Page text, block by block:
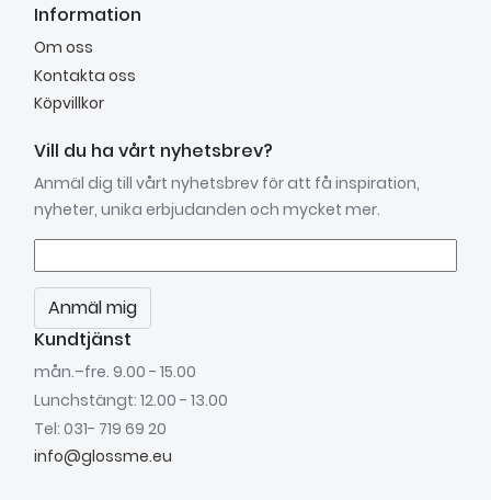
Information
Om oss
Kontakta oss
Köpvillkor
Vill du ha vårt nyhetsbrev?
Anmäl dig till vårt nyhetsbrev för att få inspiration,
nyheter, unika erbjudanden och mycket mer.
Anmäl mig
Kundtjänst
mån.–fre. 9.00 - 15.00
Lunchstängt: 12.00 - 13.00
Tel: 031- 719 69 20
info@glossme.eu